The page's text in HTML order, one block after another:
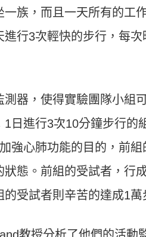
族，而且一天所有的工
進行3次輕快的步行，每
器，使得實驗團隊小組
1日進行3次10分鐘步行的
強心肺功能的目的，前
態。前組的受試者，行
受試者則辛苦的達成1萬